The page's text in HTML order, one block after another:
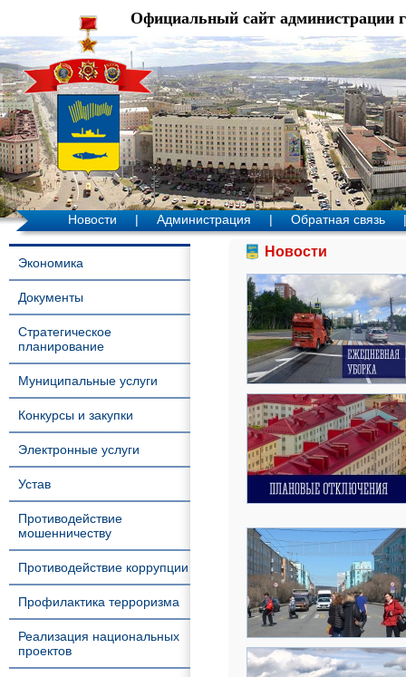
Официальный сайт администрации
Новости | Администрация | Обратная связь |
Экономика
Документы
Стратегическое
планирование
Муниципальные услуги
Конкурсы и закупки
Электронные услуги
Устав
Противодействие
мошенничеству
Противодействие коррупции
Профилактика терроризма
Реализация национальных
проектов
Новости